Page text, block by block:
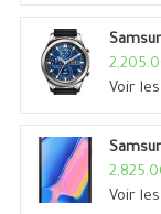
Voir
Voir